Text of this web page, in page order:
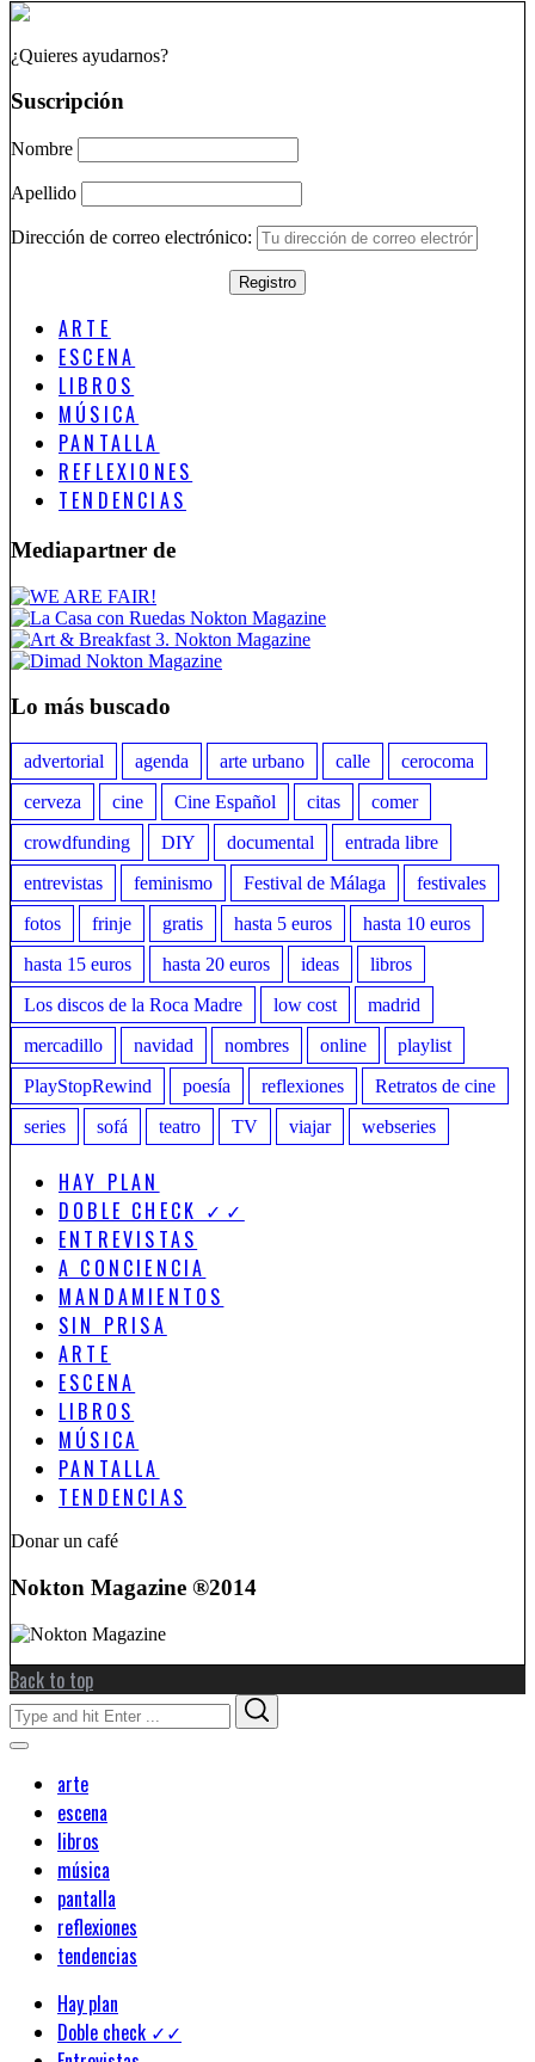
¿Quieres ayudarnos?
Suscripción
Nombre
Apellido
Dirección de correo electrónico:
ARTE
ESCENA
LIBROS
MÚSICA
PANTALLA
REFLEXIONES
TENDENCIAS
Mediapartner de
Lo más buscado
advertorial agenda arte urbano calle
cerocoma
cerveza
cine Cine Español citas
comer
crowdfunding
DIY documental
entrada libre
entrevistas
feminismo Festival de Málaga
festivales
fotos
frinje gratis hasta 5 euros
hasta 10 euros
hasta 15 euros
hasta 20 euros ideas
libros
Los discos de la Roca Madre
low cost
madrid
mercadillo
navidad nombres online
playlist
PlayStopRewind
poesía reflexiones
Retratos de cine
series
sofá teatro TV viajar webseries
HAY PLAN
DOBLE CHECK ✓✓
ENTREVISTAS
A CONCIENCIA
MANDAMIENTOS
SIN PRISA
ARTE
ESCENA
LIBROS
MÚSICA
PANTALLA
TENDENCIAS
Donar un café
Nokton Magazine ®2014
Back to top
Search
for:
arte
escena
libros
música
pantalla
reflexiones
tendencias
Hay plan
Doble check ✓✓